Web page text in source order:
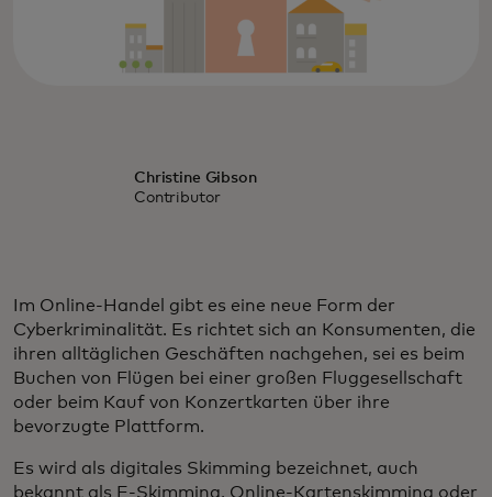
Christine Gibson
Contributor
Im Online-Handel gibt es eine neue Form der
Cyberkriminalität. Es richtet sich an Konsumenten, die
ihren alltäglichen Geschäften nachgehen, sei es beim
Buchen von Flügen bei einer großen Fluggesellschaft
oder beim Kauf von Konzertkarten über ihre
bevorzugte Plattform.
Es wird als digitales Skimming bezeichnet, auch
bekannt als E-Skimming, Online-Kartenskimming oder